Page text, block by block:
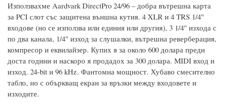
Използвахме Aardvark DirectPro 24/96 – добра вътрешна карта
за PCI слот със защитена външна кутия. 4 XLR и 4 TRS 1/4"
входове (но се използва или единия или другия), 3 1/4" изхода с
по два канала, 1/4" изход за слушалки, вътрешна реверберация,
компресор и еквилайзер. Купих я за около 600 долара преди
доста години и наскоро я продадох за 300 долара. MIDI вход и
изход. 24-bit и 96 kHz. Фантомна мощност. Хубаво смесително
табло, но с объркващ екран за връзки между входовете и
изходите.